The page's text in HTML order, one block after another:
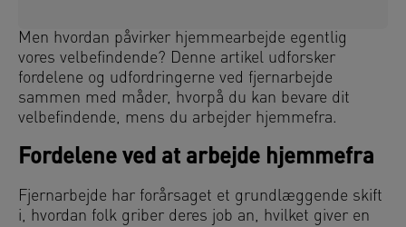
Men hvordan påvirker hjemmearbejde egentlig
vores velbefindende? Denne artikel udforsker
fordelene og udfordringerne ved fjernarbejde
sammen med måder, hvorpå du kan bevare dit
velbefindende, mens du arbejder hjemmefra.
Fordelene ved at arbejde hjemmefra
Fjernarbejde har forårsaget et grundlæggende skift
i, hvordan folk griber deres job an, hvilket giver en